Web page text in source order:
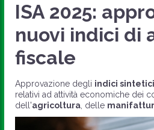
ISA 2025:
nuovi indici di
fiscale
Approvazione degli indici
relativi ad attività economiche dei
dell'agricoltura , delle